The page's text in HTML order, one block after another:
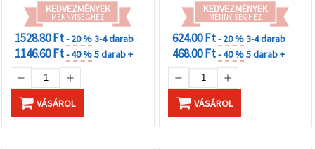
DIY kézműves
projektekhez
KEDVEZMÉNYEK
MENNYISÉGHEZ
1528.80 Ft- 20 %3-4 darab
1146.60 Ft- 40 %5 darab +
VÁSÁROL
KEDVEZMÉNYEK
MENNYISÉGHEZ
624.00 Ft- 20 %3-4 darab
468.00 Ft- 40 %5 darab +
VÁSÁROL